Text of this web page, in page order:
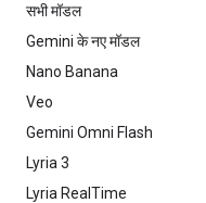
सभी मॉडल
Gemini के नए मॉडल
Nano Banana
Veo
Gemini Omni Flash
Lyria 3
Lyria Real Time